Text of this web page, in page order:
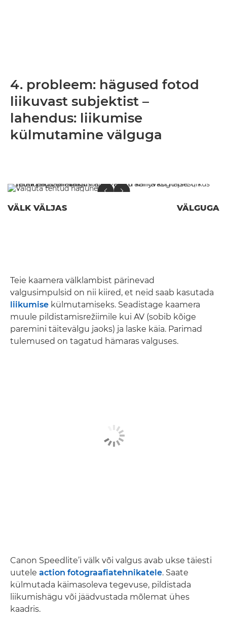
4. probleem: hägused fotod
liikuvast subjektist –
lahendus: liikumise
külmutamine välguga
VÄLK VÄLJAS VÄLGUGA
Teie kaamera välklambist pärinevad
valgusimpulsid on nii kiired, et neid saab kasutada
liikumise külmutamiseks. Seadistage kaamera
muule pildistamisrežiimile kui AV (sobib kõige
paremini täitevälgu jaoks) ja laske käia. Parimad
tulemused on tagatud hämaras valguses.
Canon Speedlite’i välk või valgus avab ukse täiesti
uutele action fotograafiatehnikatele. Saate
külmutada käimasoleva tegevuse, pildistada
liikumishägu või jäädvustada mõlemat ühes
kaadris.